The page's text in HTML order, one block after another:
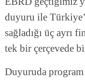
duyuru ile
sağladığı üç ayrı
tek bir çerçevede
Duyuruda